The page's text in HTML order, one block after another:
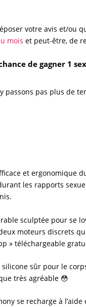
votre avis et/
mois et peut-être, de
de gagner 1
passons pas plus de
et ergonomique
les rapports
sculptée pour se
moteurs discrets
» téléchargeable
sûr pour le
très agréable 😳
se recharge à